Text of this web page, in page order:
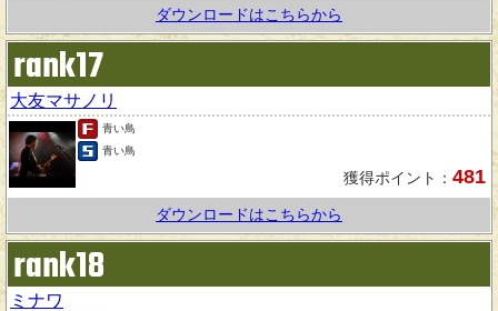
ダウンロードはこちらから
rank17
大友マサノリ
青い鳥
青い鳥
獲得ポイント： 481
ダウンロードはこちらから
rank18
ミナワ